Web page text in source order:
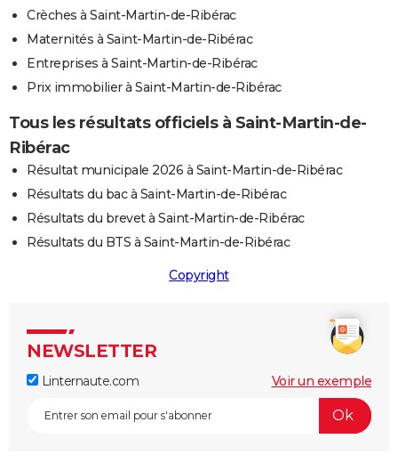
Crèches à Saint-Martin-de-Ribérac
Maternités à Saint-Martin-de-Ribérac
Entreprises à Saint-Martin-de-Ribérac
Prix immobilier à Saint-Martin-de-Ribérac
Tous les résultats officiels à Saint-Martin-de-
Ribérac
Résultat municipale 2026 à Saint-Martin-de-Ribérac
Résultats du bac à Saint-Martin-de-Ribérac
Résultats du brevet à Saint-Martin-de-Ribérac
Résultats du BTS à Saint-Martin-de-Ribérac
Copyright
NEWSLETTER
Linternaute.com Voir un exemple